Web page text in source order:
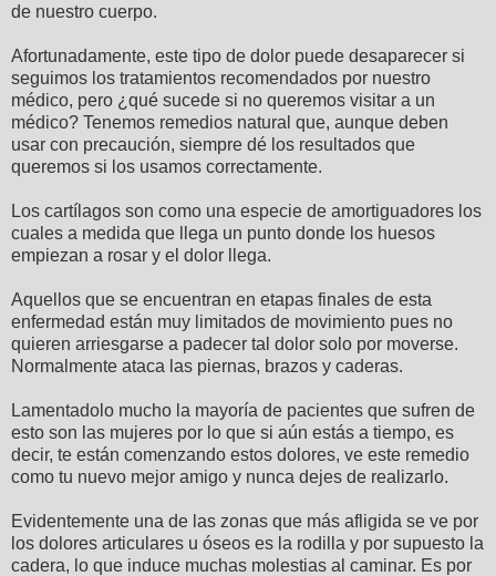
de nuestro cuerpo.
Afortunadamente, este tipo de dolor puede desaparecer si
seguimos los tratamientos recomendados por nuestro
médico, pero ¿qué sucede si no queremos visitar a un
médico? Tenemos remedios natural que, aunque deben
usar con precaución, siempre dé los resultados que
queremos si los usamos correctamente.
Los cartílagos son como una especie de amortiguadores los
cuales a medida que llega un punto donde los huesos
empiezan a rosar y el dolor llega.
Aquellos que se encuentran en etapas finales de esta
enfermedad están muy limitados de movimiento pues no
quieren arriesgarse a padecer tal dolor solo por moverse.
Normalmente ataca las piernas, brazos y caderas.
Lamentadolo mucho la mayoría de pacientes que sufren de
esto son las mujeres por lo que si aún estás a tiempo, es
decir, te están comenzando estos dolores, ve este remedio
como tu nuevo mejor amigo y nunca dejes de realizarlo.
Evidentemente una de las zonas que más afligida se ve por
los dolores articulares u óseos es la rodilla y por supuesto la
cadera, lo que induce muchas molestias al caminar. Es por